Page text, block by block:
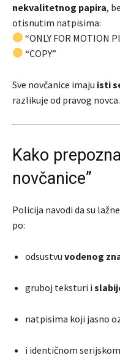
nekvalitetnog papira,
otisnutim natpisima:
“ONLY FOR MOTION
“COPY”
Sve novčanice imaju isti
razlikuje od pravog novca.
Kako
novčanice”
Policija navodi da su
po:
odsustvu vodenog
gruboj teksturi i
natpisima koji jasno
i identičnom